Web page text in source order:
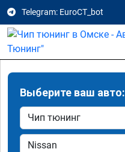
Telegram: EuroCT_bot
Выберите ваш авто: